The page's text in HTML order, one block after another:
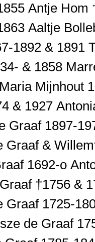
Antje Hom
Aaltje
1892 & 1891
& 1858
Mijnhout
& 1927
Graaf 1897-
Graaf &
1692-o
†1756 &
Graaf 1725-
de Graaf